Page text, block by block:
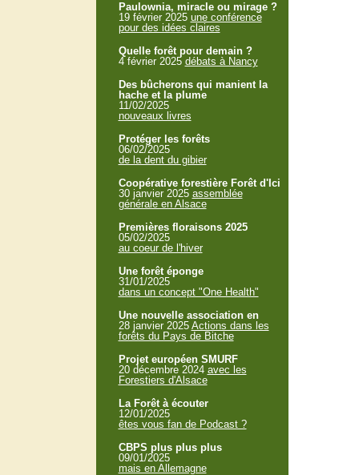
Paulownia, miracle ou mirage ?
19 février 2025 une conférence
pour des idées claires
Quelle forêt pour demain ?
4 février 2025 débats à Nancy
Des bûcherons qui manient la
hache et la plume
11/02/2025
nouveaux livres
Protéger les forêts
06/02/2025
de la dent du gibier
Coopérative forestière Forêt d'Ici
30 janvier 2025 assemblée
générale en Alsace
Premières floraisons 2025
05/02/2025
au coeur de l'hiver
Une forêt éponge
31/01/2025
dans un concept "One Health"
Une nouvelle association en
28 janvier 2025 Actions dans les
forêts du Pays de Bitche
Projet européen SMURF
20 décembre 2024 avec les
Forestiers d'Alsace
La Forêt à écouter
12/01/2025
êtes vous fan de Podcast ?
CBPS plus plus plus
09/01/2025
mais en Allemagne